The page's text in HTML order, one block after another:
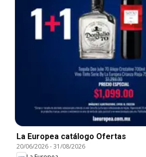
La Europea catálogo Ofertas
20/06/2026-31/08/2026